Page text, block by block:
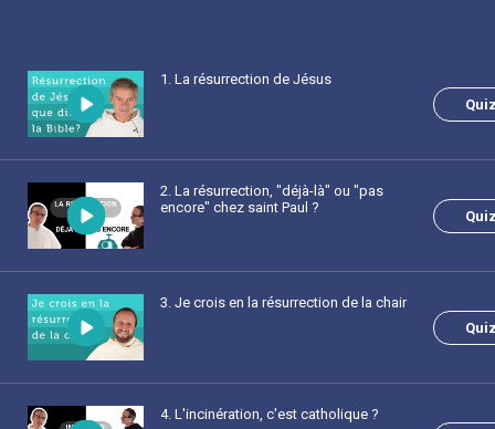
1 . La résurrection de Jésus
2. La résurrection, "déjà-là" ou "pas
encore" chez saint Paul ?
3. Je crois en la résurrection de la chair
4. L'incinération, c'est catholique ?